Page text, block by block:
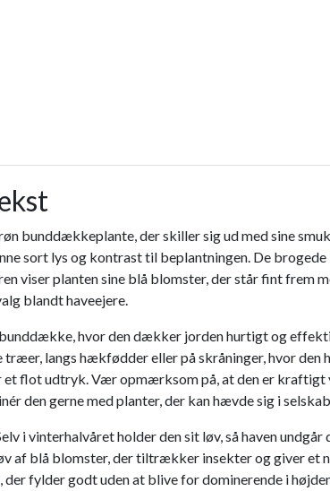
bunddækkeplante, der skiller sig ud med sine
sort lys og kontrast til beplantningen. De
viser planten sine blå blomster, der står fint
blandt haveejere.
hvor den dækker jorden hurtigt og
langs hækfødder eller på skråninger, hvor den
et flot udtryk. Vær opmærksom på, at den er
den gerne med planter, der kan hævde sig i
i vinterhalvåret holder den sit løv, så haven
af blå blomster, der tiltrækker insekter og giver
fylder godt uden at blive for dominerende i